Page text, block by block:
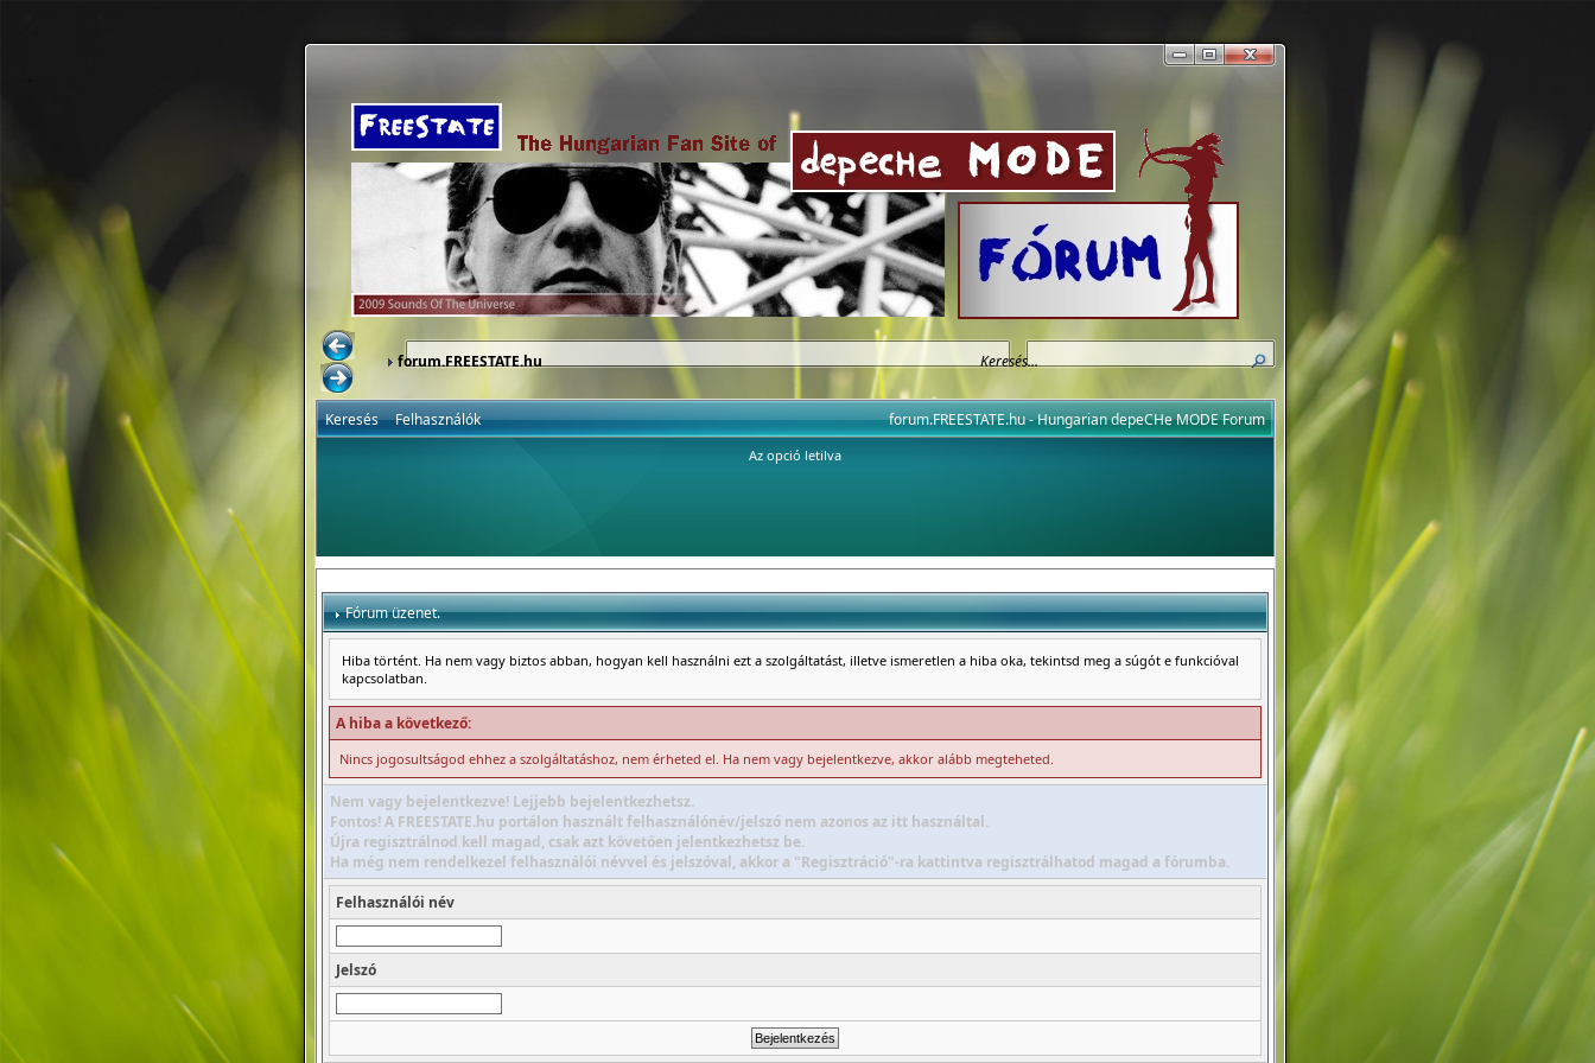
forum.FREESTATE.hu
forum.FREESTATE.hu - Hungarian depeCHe MODE Forum
Keresés Felhasználók
Az opció letilva
Fórum üzenet.
Hiba történt. Ha nem vagy biztos abban, hogyan kell használni ezt a szolgáltatást, illetve ismeretlen a hiba oka, tekintsd meg a súgót e funkcióval
kapcsolatban.
A hiba a következő:
Nincs jogosultságod ehhez a szolgáltatáshoz, nem érheted el. Ha nem vagy bejelentkezve, akkor alább megteheted.
Nem vagy bejelentkezve! Lejjebb bejelentkezhetsz.
Fontos! A FREESTATE.hu portálon használt felhasználónév/jelszó nem azonos az itt használtal.
Újra regisztrálnod kell magad, csak azt követően jelentkezhetsz be.
Ha még nem rendelkezel felhasználói névvel és jelszóval, akkor a "Regisztráció"-ra kattintva regisztrálhatod magad a fórumba.
Felhasználói név
Jelszó